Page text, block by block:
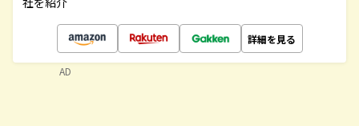
詳細を見る
AD